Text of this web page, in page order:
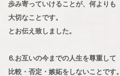
歩み寄っていけることが、何よりも
大切なことです。
とお伝え致しました。
⒍お互いの今までの人生を尊重して
比較・否定・嫉妬をしないことです。